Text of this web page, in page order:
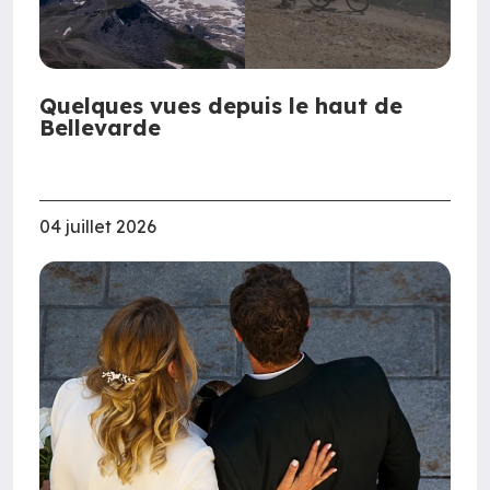
Quelques vues depuis le haut de
Bellevarde
04 juillet 2026